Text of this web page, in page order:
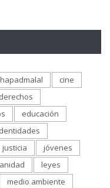
cine
derechos
educación
justicia
jóvenes
leyes
medio ambiente